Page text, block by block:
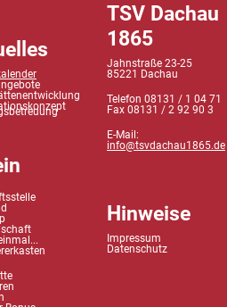
TSV Dachau
1865
Jahnstraße 23-25
85221 Dachau
Telefon 08131 / 1 04 71
Fax 08131 / 2 92 90 3
E-Mail:
info@tsvdachau1865.de
Hinweise
Impressum
Datenschutz